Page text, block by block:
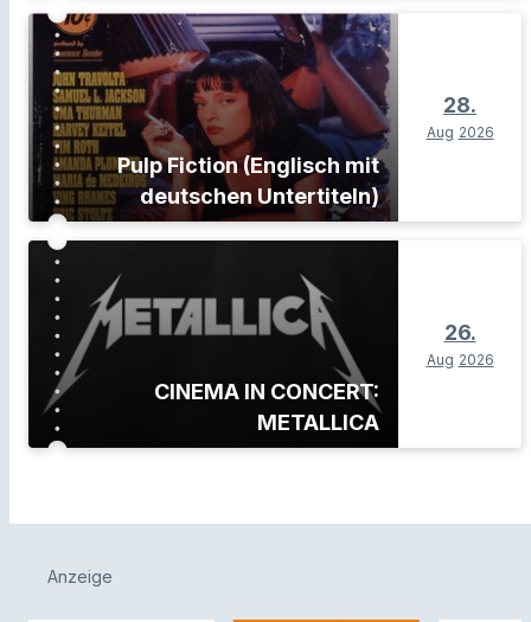
Pulp Fiction (Englisch mit
deutschen Untertiteln)
28.
Aug 2026
CINEMA IN CONCERT:
METALLICA
26.
Aug 2026
Anzeige